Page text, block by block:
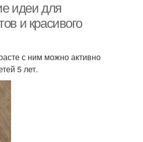
Поделки для сада
идеи для
и красивого
с ним можно активно
5 лет.